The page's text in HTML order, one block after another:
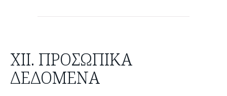
XII. ΠΡΟΣΩΠΙΚΆ
ΔΕΔΟΜΈΝΑ